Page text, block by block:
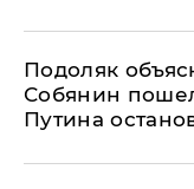
Подоляк
Собянин
Путина